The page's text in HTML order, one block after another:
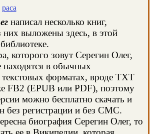
раса
написал несколько книг,
них выложены здесь, в этой
которого зовут Серегин Олег,
находятся в обычных
форматах, вроде TXT
FB2 (EPUB или PDF), поэтому
можно бесплатно скачать и
без регистрации и без СМС.
биография Серегин Олег, то